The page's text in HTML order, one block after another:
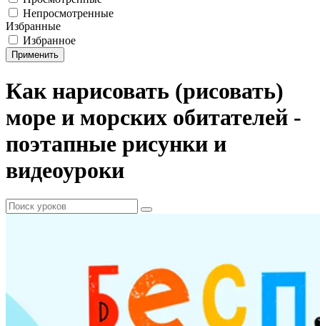
Непросмотренные
Избранные
Избранное
Применить
Как нарисовать (рисовать)
море и морских обитателей -
поэтапные рисунки и
видеоуроки